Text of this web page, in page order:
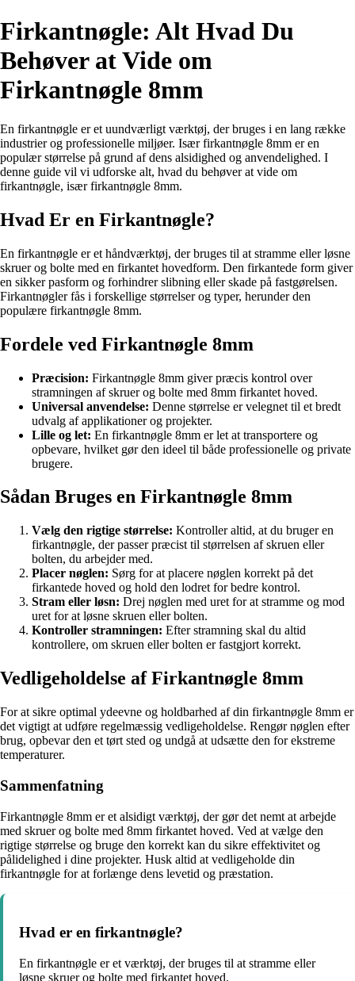
Firkantnøgle: Alt Hvad Du
Behøver at Vide om
Firkantnøgle 8mm
En firkantnøgle er et uundværligt værktøj, der bruges i en lang række
industrier og professionelle miljøer. Især firkantnøgle 8mm er en
populær størrelse på grund af dens alsidighed og anvendelighed. I
denne guide vil vi udforske alt, hvad du behøver at vide om
firkantnøgle, især firkantnøgle 8mm.
Hvad Er en Firkantnøgle?
En firkantnøgle er et håndværktøj, der bruges til at stramme eller løsne
skruer og bolte med en firkantet hovedform. Den firkantede form giver
en sikker pasform og forhindrer slibning eller skade på fastgørelsen.
Firkantnøgler fås i forskellige størrelser og typer, herunder den
populære firkantnøgle 8mm.
Fordele ved Firkantnøgle 8mm
Præcision: Firkantnøgle 8mm giver præcis kontrol over
stramningen af skruer og bolte med 8mm firkantet hoved.
Universal anvendelse: Denne størrelse er velegnet til et bredt
udvalg af applikationer og projekter.
Lille og let: En firkantnøgle 8mm er let at transportere og
opbevare, hvilket gør den ideel til både professionelle og private
brugere.
Sådan Bruges en Firkantnøgle 8mm
Vælg den rigtige størrelse: Kontroller altid, at du bruger en
firkantnøgle, der passer præcist til størrelsen af skruen eller
bolten, du arbejder med.
Placer nøglen: Sørg for at placere nøglen korrekt på det
firkantede hoved og hold den lodret for bedre kontrol.
Stram eller løsn: Drej nøglen med uret for at stramme og mod
uret for at løsne skruen eller bolten.
Kontroller stramningen: Efter stramning skal du altid
kontrollere, om skruen eller bolten er fastgjort korrekt.
Vedligeholdelse af Firkantnøgle 8mm
For at sikre optimal ydeevne og holdbarhed af din firkantnøgle 8mm er
det vigtigt at udføre regelmæssig vedligeholdelse. Rengør nøglen efter
brug, opbevar den et tørt sted og undgå at udsætte den for ekstreme
temperaturer.
Sammenfatning
Firkantnøgle 8mm er et alsidigt værktøj, der gør det nemt at arbejde
med skruer og bolte med 8mm firkantet hoved. Ved at vælge den
rigtige størrelse og bruge den korrekt kan du sikre effektivitet og
pålidelighed i dine projekter. Husk altid at vedligeholde din
firkantnøgle for at forlænge dens levetid og præstation.
Hvad er en firkantnøgle?
En firkantnøgle er et værktøj, der bruges til at stramme eller
løsne skruer og bolte med firkantet hoved.